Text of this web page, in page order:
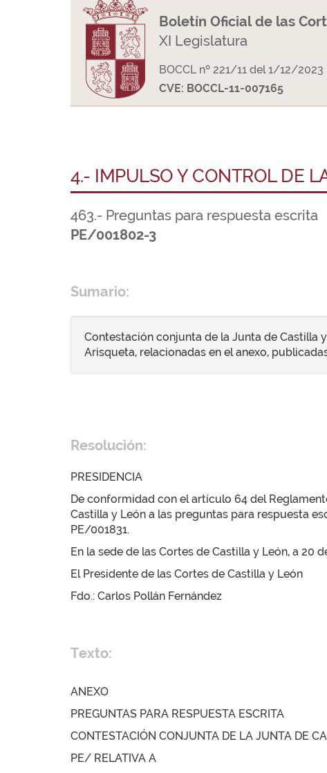
Boletín Oficial de las
XI Legislatura
BOCCL nº 221/11 del 1/12/2023
CVE: BOCCL-11-007165
4.- IMPULSO Y CONTROL DE
463.- Preguntas para respuesta escrita
PE/001802-3
Sumario:
Contestación conjunta de la Junta de Castilla
Arisqueta, relacionadas en el anexo,
Resolución:
PRESIDENCIA
De conformidad con el artículo 64 del
Castilla y León a las preguntas para respuesta
PE/001831.
En la sede de las Cortes de Castilla y León, a 20
El Presidente de las Cortes de Castilla y León
Fdo.: Carlos Pollán Fernández
Texto:
ANEXO
PREGUNTAS PARA RESPUESTA ESCRITA
CONTESTACIÓN CONJUNTA DE LA JUNTA DE
PE/ RELATIVA A